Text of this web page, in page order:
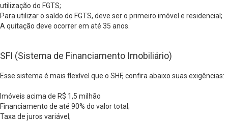
utilização do FGTS;
Para utilizar o saldo do FGTS, deve ser o primeiro imóvel e residencial;
A quitação deve ocorrer em até 35 anos.
SFI (Sistema de Financiamento Imobiliário)
Esse sistema é mais flexível que o SHF, confira abaixo suas exigências:
Imóveis acima de R$ 1,5 milhão
Financiamento de até 90% do valor total;
Taxa de juros variável;